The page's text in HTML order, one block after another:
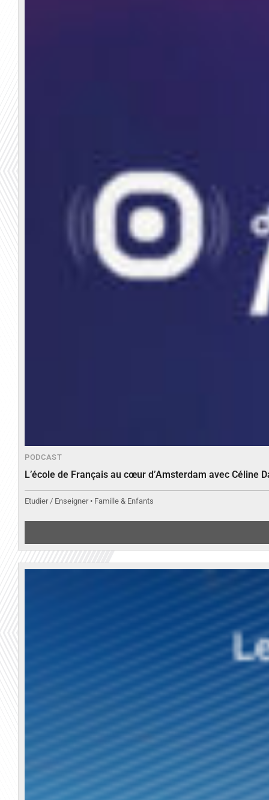
PODCAST
L’école de Français au cœur d’Amsterdam avec Céline
Etudier / Enseigner • Famille & Enfants